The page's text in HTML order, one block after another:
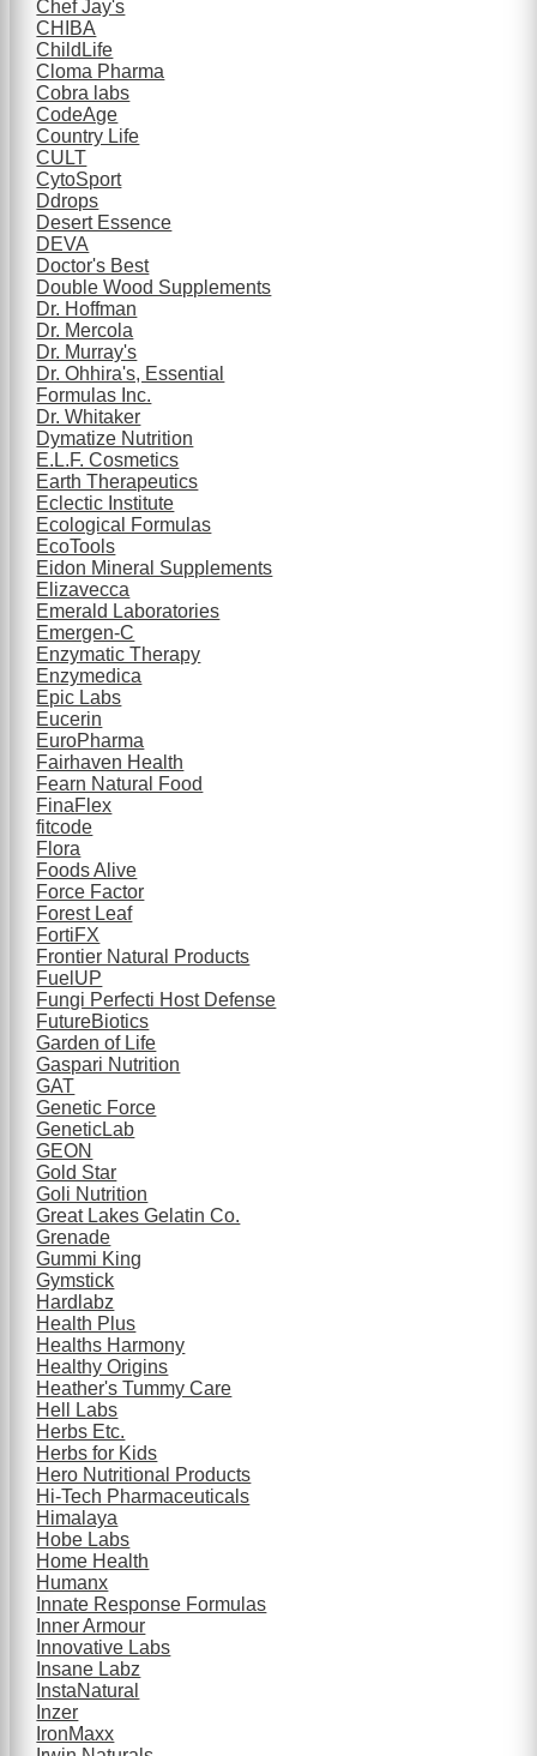
Chef Jay's
CHIBA
ChildLife
Cloma Pharma
Cobra labs
CodeAge
Country Life
CULT
CytoSport
Ddrops
Desert Essence
DEVA
Doctor's Best
Double Wood Supplements
Dr. Hoffman
Dr. Mercola
Dr. Murray's
Dr. Ohhira's, Essential
Formulas Inc.
Dr. Whitaker
Dymatize Nutrition
E.L.F. Cosmetics
Earth Therapeutics
Eclectic Institute
Ecological Formulas
EcoTools
Eidon Mineral Supplements
Elizavecca
Emerald Laboratories
Emergen-C
Enzymatic Therapy
Enzymedica
Epic Labs
Eucerin
EuroPharma
Fairhaven Health
Fearn Natural Food
FinaFlex
fitcode
Flora
Foods Alive
Force Factor
Forest Leaf
FortiFX
Frontier Natural Products
FuelUP
Fungi Perfecti Host Defense
FutureBiotics
Garden of Life
Gaspari Nutrition
GAT
Genetic Force
GeneticLab
GEON
Gold Star
Goli Nutrition
Great Lakes Gelatin Co.
Grenade
Gummi King
Gymstick
Hardlabz
Health Plus
Healths Harmony
Healthy Origins
Heather's Tummy Care
Hell Labs
Herbs Etc.
Herbs for Kids
Hero Nutritional Products
Hi-Tech Pharmaceuticals
Himalaya
Hobe Labs
Home Health
Humanx
Innate Response Formulas
Inner Armour
Innovative Labs
Insane Labz
InstaNatural
Inzer
IronMaxx